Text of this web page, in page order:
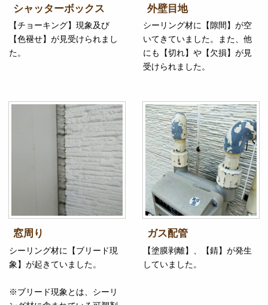
シャッターボックス
【チョーキング】現象及び
【色褪せ】が見受けられまし
た。
外壁目地
シーリング材に【隙間】が空
いてきていました。また、他
にも【切れ】や【欠損】が見
受けられました。
窓周り
シーリング材に【ブリード現
象】が起きていました。
※ブリード現象とは、シーリ
ガス配管
【塗膜剥離】、【錆】が発生
していました。